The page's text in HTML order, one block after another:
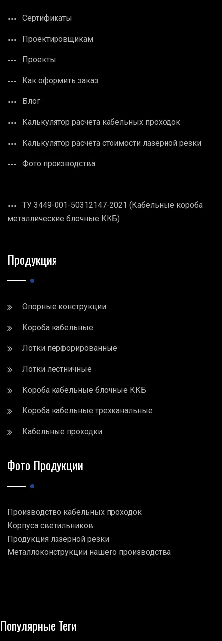
Сертификаты
Проектировщикам
Проекты
Как оформить заказ
Блог
Калькулятор расчета кабельных проходок
Калькулятор расчета стоимости лазерной резки
Фото производства
ТУ 3449-001-50312147-2021 (Кабельные короба
металлические блочные ККБ)
Продукция
Опорные конструкции
Короба кабельные
Лотки перфорированные
Лотки лестничные
Короба кабельные блочные ККБ
Короба кабельные трехканальные
Кабельные проходки
Фото Продукции
Производство кабельных проходок
Корпуса светильников
Продукция лазерной резки
Металлоконструкции нашего производства
Популярные Теги